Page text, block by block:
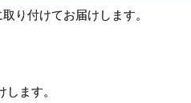
り付けてお届けします。
ます。